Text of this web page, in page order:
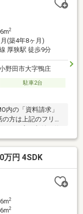
2
(築4年8ヶ月)
厚狭駅 徒歩9分
野田市大字鴨庄
駐車2台
の「資料請求」
方は上記のフリー
ころ◇・収納の位
用がかかるのかし
お問い合わせくだ
万円 4SDK
2
2